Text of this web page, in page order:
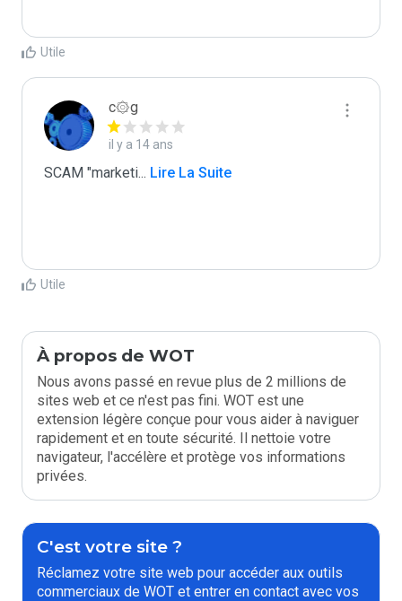
Utile
c۞g
il y a 14 ans
SCAM "marketi... Lire La Suite
Utile
À propos de WOT
Nous avons passé en revue plus de 2 millions de
sites web et ce n'est pas fini. WOT est une
extension légère conçue pour vous aider à naviguer
rapidement et en toute sécurité. Il nettoie votre
navigateur, l'accélère et protège vos informations
privées.
C'est votre site ?
Réclamez votre site web pour accéder aux outils
commerciaux de WOT et entrer en contact avec vos